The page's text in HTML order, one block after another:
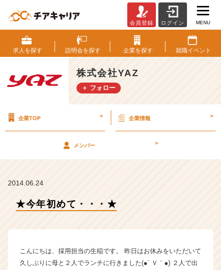
今
年
初
め
て・・・
★
社
Z
ム
ラ
ベ
ン
会員登録 ログイン MENU
求人を探す 説明会を探す 企業を探す 就職イベント
株式会社YAZ
＋ フォロー
企業TOP > 企業情報 >
メンバー >
2014.06.24
★今年初めて・・・★
こんにちは、採用担当の生稲です。 昨日はお休みをいただいて
久しぶりに母と２人でランチに行きました(●´ Ｖ｀●) ２人で出